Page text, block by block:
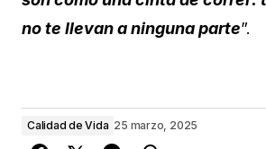
no te llevan a ninguna parte”.
Calidad de Vida 25 marzo, 2025